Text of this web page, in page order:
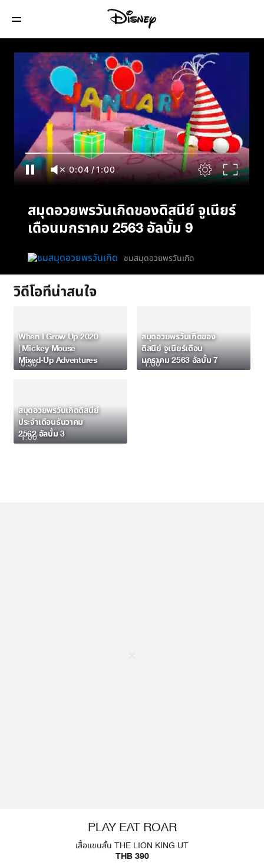
สมุดอวยพรวันเกิดของดิสนีย์ จูเนียร์เดือน
มกราคม 2563 อัลบั้ม 9
0:04/1:00
สมุดอวยพรวันเกิดของดิสนีย์ จูเนียร์
เดือนมกราคม 2563 อัลบั้ม 9
ชมสมุดอวยพรวันเกิด
วิดีโอที่น่าสนใจ
0:30
When I Grow Up 2020
| Mickey Mouse
Mixed-Up Adventures
1:00
สมุดอวยพรวันเกิดของ
ดิสนีย์ จูเนียร์เดือน
มกราคม 2563 อัลบั้ม 7
1:00
สมุดอวยพรวันเกิดดิสนีย์
ประจำเดือนธันวาคม
2562 อัลบั้ม 3
PLAY EAT ROAR
เสื้อแขนสั้น THE LION KING UT
THB 390